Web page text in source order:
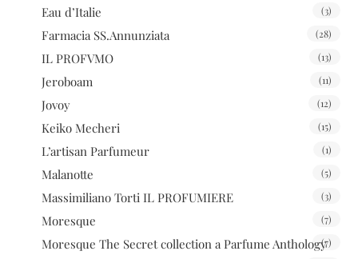
Eau d’Italie (3)
Farmacia SS.Annunziata (28)
IL PROFVMO (13)
Jeroboam (11)
Jovoy (12)
Keiko Mecheri (15)
L’artisan Parfumeur (1)
Malanotte (5)
Massimiliano Torti IL PROFUMIERE (3)
Moresque (7)
Moresque The Secret collection a Parfume Anthology(7)